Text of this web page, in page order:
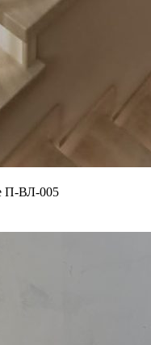
П-ВЛ-005